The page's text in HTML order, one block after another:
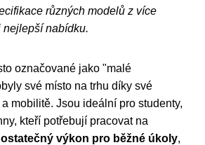
různých modelů z více
nejlepší nabídku.
označované jako "malé
své místo na trhu díky své
mobilitě. Jsou ideální pro studenty,
kteří potřebují pracovat na
výkon pro běžné úkoly,